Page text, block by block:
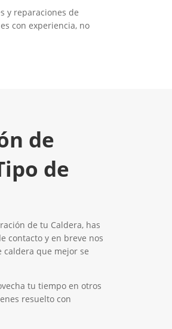
y reparaciones de
con experiencia, no
de
de
de tu Caldera, has
contacto y en breve nos
caldera que mejor se
tu tiempo en otros
resuelto con